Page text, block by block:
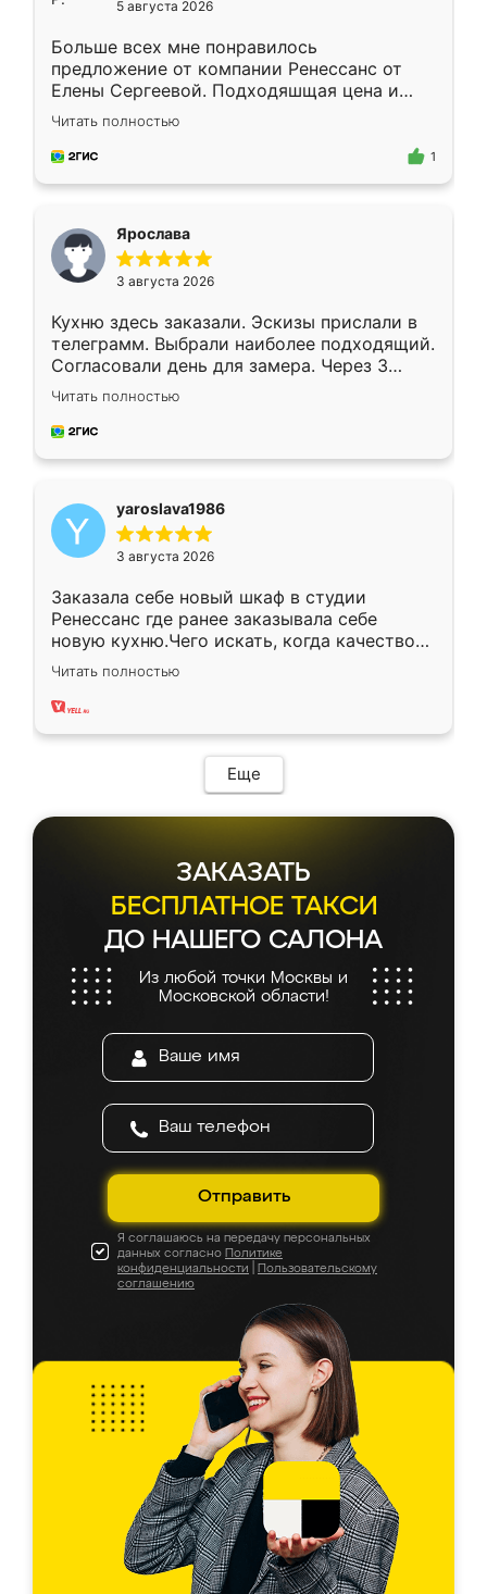
5 августа 2026
Больше всех мне понравилось
предложение от компании Ренессанс от
Елены Сергеевой. Подходяшщая цена и
короткие сроки изготовления. Приехавший
для замера сотрудник Владислав
предложил по моему эскизу самый
Читать полностью
1
Ярослава
3 августа 2026
Кухню здесь заказали. Эскизы прислали в
телеграмм. Выбрали наиболее подходящий.
Согласовали день для замера. Через 3
недели кухня была уже готова. Остались
довольны работой. Спасибо Ренессанс
мебель за качественную работу!
Читать полностью
yaroslava1986
3 августа 2026
Заказала себе новый шкаф в студии
Ренессанс где ранее заказывала себе
новую кухню.Чего искать, когда качеством
вполне довольна. Служит кухня уже почти
два года, нареканий нет.
Читать полностью
Еще
ЗАКАЗАТЬ
БЕСПЛАТНОЕ ТАКСИ
ДО НАШЕГО САЛОНА
Из любой точки Москвы и
Московской области!
Отправить
Я соглашаюсь на передачу персональных
данных согласно Политике
конфиденциальности
Пользовательскому
соглашению